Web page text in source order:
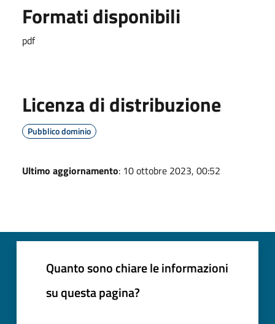
Formati disponibili
pdf
Licenza di distribuzione
Pubblico dominio
Ultimo aggiornamento: 10 ottobre 2023, 00:52
Quanto sono chiare le informazioni
su questa pagina?